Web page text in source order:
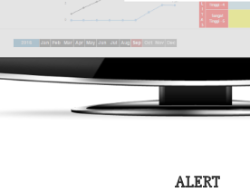
ALERT